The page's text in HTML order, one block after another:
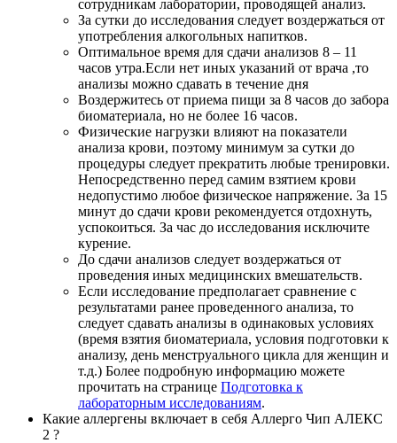
сотрудникам лаборатории, проводящей анализ.
За сутки до исследования следует воздержаться от
употребления алкогольных напитков.
Оптимальное время для сдачи анализов 8 – 11
часов утра.Если нет иных указаний от врача ,то
анализы можно сдавать в течение дня
Воздержитесь от приема пищи за 8 часов до забора
биоматериала, но не более 16 часов.
Физические нагрузки влияют на показатели
анализа крови, поэтому минимум за сутки до
процедуры следует прекратить любые тренировки.
Непосредственно перед самим взятием крови
недопустимо любое физическое напряжение. За 15
минут до сдачи крови рекомендуется отдохнуть,
успокоиться. За час до исследования исключите
курение.
До сдачи анализов следует воздержаться от
проведения иных медицинских вмешательств.
Если исследование предполагает сравнение с
результатами ранее проведенного анализа, то
следует сдавать анализы в одинаковых условиях
(время взятия биоматериала, условия подготовки к
анализу, день менструального цикла для женщин и
т.д.) Более подробную информацию можете
прочитать на странице Подготовка к
лабораторным исследованиям.
Какие аллергены включает в себя Аллерго Чип АЛЕКС
2 ?